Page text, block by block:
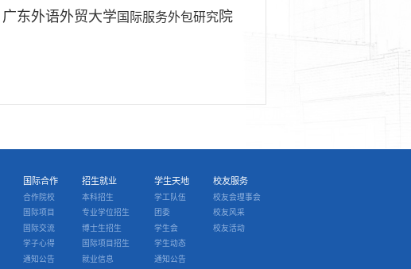
广东外语外贸大学 国际服务外包研究院
国际合作
合作院校
国际项目
国际交流
学子心得
通知公告
招生就业
本科招生
专业学位招生
博士生招生
国际项目招生
就业信息
学生天地
学工队伍
团委
学生会
学生动态
通知公告
校友服务
校友会理事会
校友风采
校友活动